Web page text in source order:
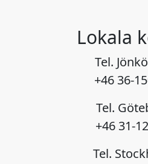
Lokala
Tel.
+46 36-
Tel.
+46 31-
Tel.